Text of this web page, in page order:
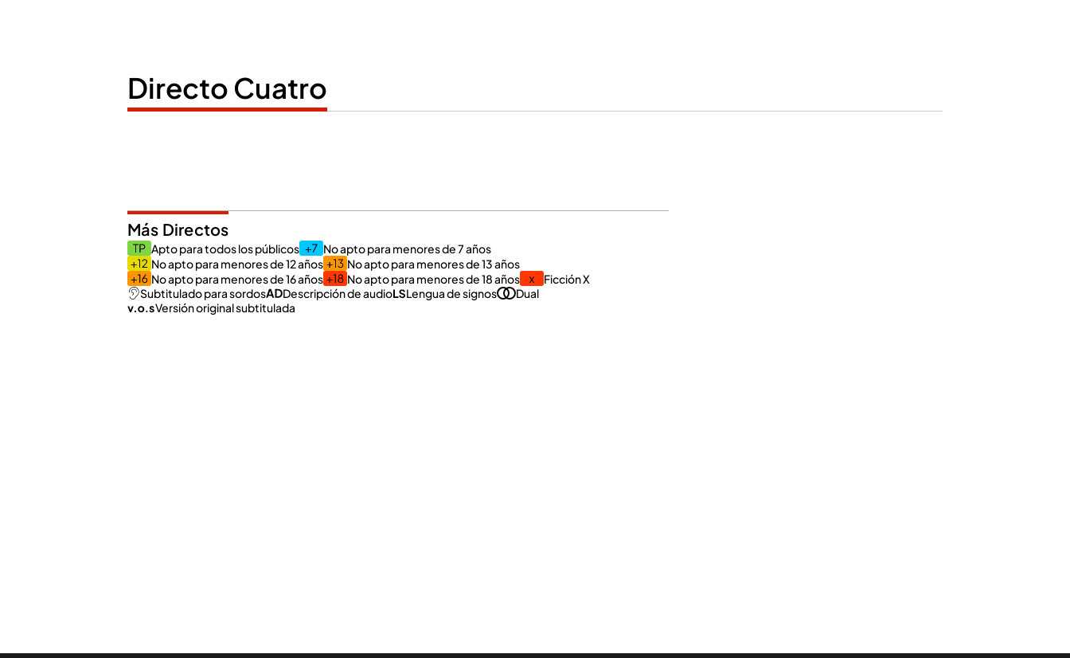
Directo Cuatro
Más Directos
Apto para todos los públicos
No apto para menores de 7 años
No apto para menores de 12 años
No apto para menores de 13 años
No apto para menores de 16 años
No apto para menores de 18 años
Ficción X
Subtitulado para sordos
Descripción de audio Lengua de signos
Dual
Versión original subtitulada